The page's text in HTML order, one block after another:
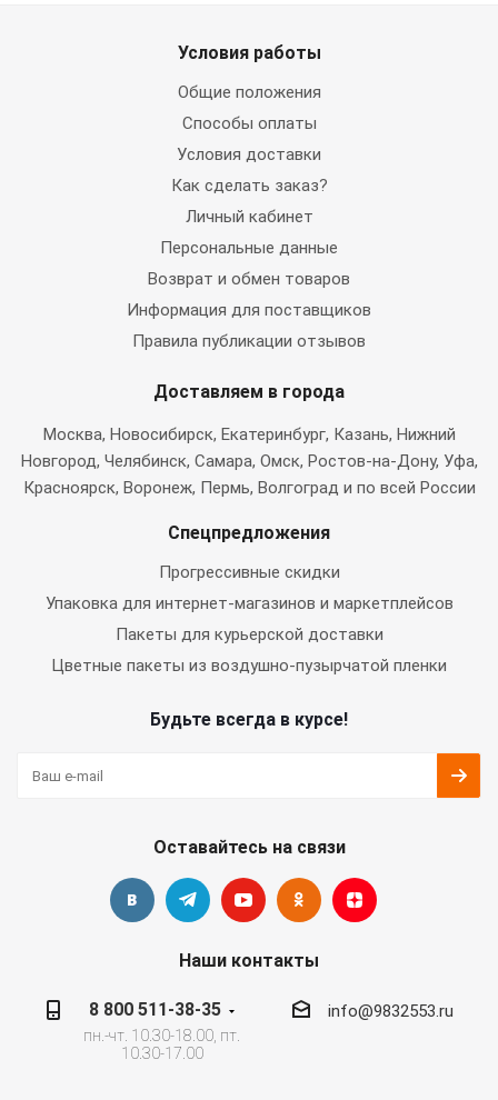
Условия работы
Общие положения
Способы оплаты
Условия доставки
Как сделать заказ?
Личный кабинет
Персональные данные
Возврат и обмен товаров
Информация для поставщиков
Правила публикации отзывов
Доставляем в города
Москва, Новосибирск, Екатеринбург, Казань, Нижний
Новгород, Челябинск, Самара, Омск, Ростов-на-Дону, Уфа,
Красноярск, Воронеж, Пермь, Волгоград и по всей России
Спецпредложения
Прогрессивные скидки
Упаковка для интернет-магазинов и маркетплейсов
Пакеты для курьерской доставки
Цветные пакеты из воздушно-пузырчатой пленки
Будьте всегда в курсе!
Оставайтесь на связи
Наши контакты
8 800 511-38-35
пн.-чт. 10.30-18.00, пт.
10.30-17.00
info@9832553.ru